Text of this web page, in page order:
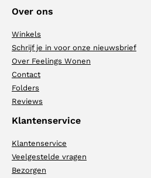
Over ons
Winkels
Schrijf je in voor onze nieuwsbrief
Over Feelings Wonen
Contact
Folders
Reviews
Klantenservice
Klantenservice
Veelgestelde vragen
Bezorgen